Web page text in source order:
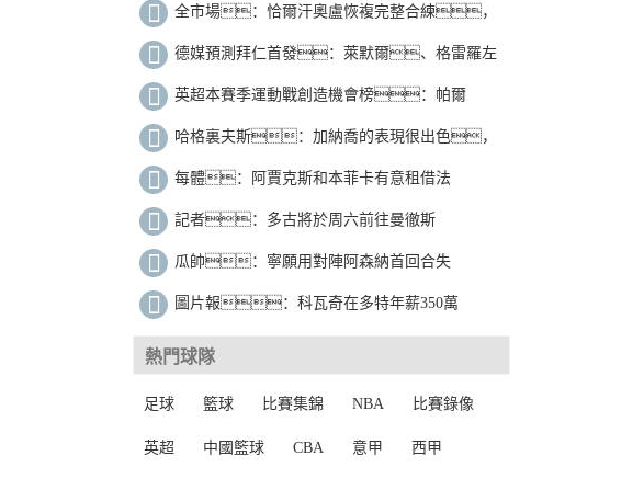
球隊，買斷費1200萬歐
全市場：恰爾汗奧盧恢複完整合練，
很可能首發出戰米蘭德比
德媒預測拜仁首發：萊默爾、格雷羅左
右邊後衛，基米希回歸中場
英超本賽季運動戰創造機會榜：帕爾
默、庫盧51次並列第一
哈格裏夫斯：加納喬的表現很出色，
這種有才華的年輕球員應該留下
每體：阿賈克斯和本菲卡有意租借法
蒂，球員不願意離開巴薩
記者：多古將於周六前往曼徹斯
特，接受曼聯體檢然後完成轉會
瓜帥：寧願用對陣阿森納首回合失
利，換羅德裏本賽季健康
圖片報：科瓦奇在多特年薪350萬
歐，若奇跡般進歐冠還有75萬獎金
熱門球隊
足球 籃球 比賽集錦 NBA 比賽錄像
英超 中國籃球 CBA 意甲 西甲